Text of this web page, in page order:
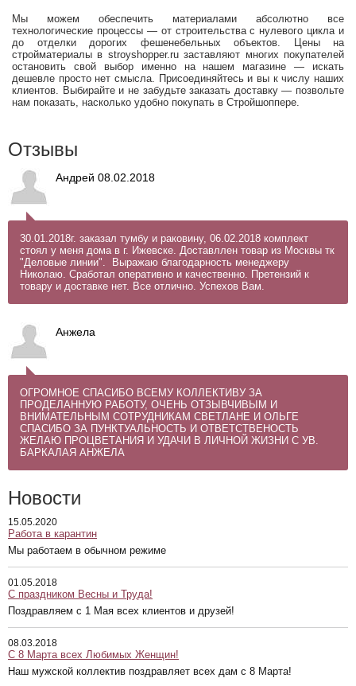
Мы можем обеспечить материалами абсолютно все
технологические процессы — от строительства с нулевого цикла и
до отделки дорогих фешенебельных объектов. Цены на
стройматериалы в stroyshopper.ru заставляют многих покупателей
остановить свой выбор именно на нашем магазине — искать
дешевле просто нет смысла. Присоединяйтесь и вы к числу наших
клиентов. Выбирайте и не забудьте заказать доставку — позвольте
нам показать, насколько удобно покупать в Стройшоппере.
Отзывы
Андрей 08.02.2018
30.01.2018г. заказал тумбу и раковину, 06.02.2018 комплект
стоял у меня дома в г. Ижевске. Доставллен товар из Москвы тк
"Деловые линии". Выражаю благодарность менеджеру
Николаю. Сработал оперативно и качественно. Претензий к
товару и доставке нет. Все отлично. Успехов Вам.
Анжела
ОГРОМНОЕ СПАСИБО ВСЕМУ КОЛЛЕКТИВУ ЗА
ПРОДЕЛАННУЮ РАБОТУ, ОЧЕНЬ ОТЗЫВЧИВЫМ И
ВНИМАТЕЛЬНЫМ СОТРУДНИКАМ СВЕТЛАНЕ И ОЛЬГЕ
СПАСИБО ЗА ПУНКТУАЛЬНОСТЬ И ОТВЕТСТВЕНОСТЬ
ЖЕЛАЮ ПРОЦВЕТАНИЯ И УДАЧИ В ЛИЧНОЙ ЖИЗНИ С УВ.
БАРКАЛАЯ АНЖЕЛА
Новости
15.05.2020
Работа в карантин
Мы работаем в обычном режиме
01.05.2018
С праздником Весны и Труда!
Поздравляем с 1 Мая всех клиентов и друзей!
08.03.2018
С 8 Марта всех Любимых Женщин!
Наш мужской коллектив поздравляет всех дам с 8 Марта!